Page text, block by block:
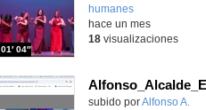
humanes
01′ 04″
-
hace un mes
18visualizaciones
Contenido educativo.
subido porAlfonso A.